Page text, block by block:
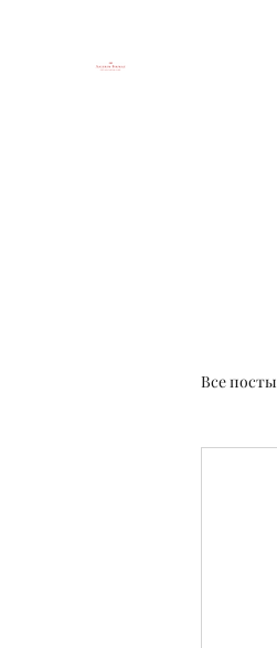
Все посты